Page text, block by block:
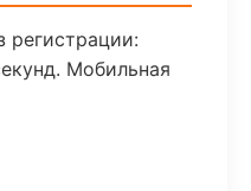
регистрации:
Мобильная